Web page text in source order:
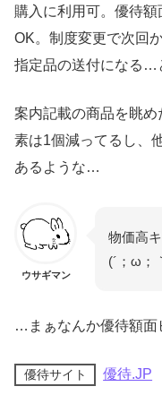
購入に利用可。優待
OK。制度変更で次回
指定品の送付になる…
案内記載の商品を眺
素は1個減ってるし、
あるような…
ウサギマン
物価高
(´；ω；
…まぁなんか優待額
優待サイト 優待.JP